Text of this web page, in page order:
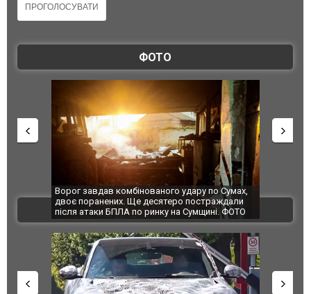
ФОТО
За 2000 кілометрів від кордону з Україною: в
Єкатеринбурзі після атаки дронів загорівся
склад Wildberries. ФОТО. ВІДЕО
"Мої
ВІДЕО